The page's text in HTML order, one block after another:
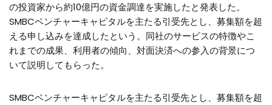
の投資家から約10億円の資金調達を実施したと発表した。
SMBCベンチャーキャピタルを主たる引受先とし、募集額を超
える申し込みを達成したという。同社のサービスの特徴やこ
れまでの成果、利用者の傾向、対面決済への参入の背景につ
いて説明してもらった。
SMBCベンチャーキャピタルを主たる引受先とし、募集額を超